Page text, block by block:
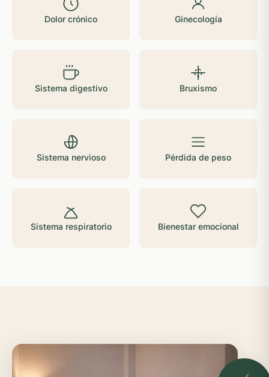
Dolor crónico Ginecología
Sistema digestivo Bruxismo
Sistema nervioso Pérdida de peso
Sistema respiratorio Bienestar emocional